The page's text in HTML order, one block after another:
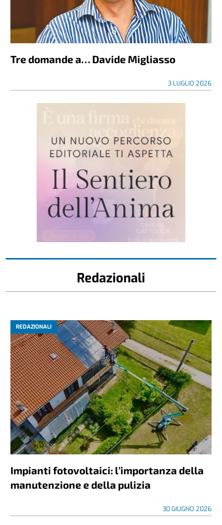
Tre domande a… Davide Migliasso
3 LUGLIO 2026
Redazionali
REDAZIONALI
Impianti fotovoltaici: l’importanza della
manutenzione e della pulizia
30 GIUGNO 2026